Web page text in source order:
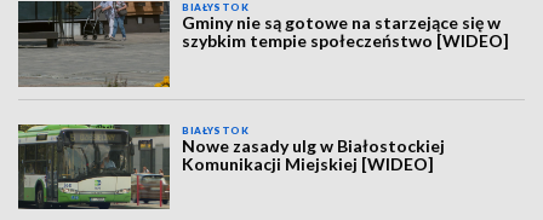
BIAŁYSTOK
Gminy nie są gotowe na starzejące się w
szybkim tempie społeczeństwo [WIDEO]
BIAŁYSTOK
Nowe zasady ulg w Białostockiej
Komunikacji Miejskiej [WIDEO]